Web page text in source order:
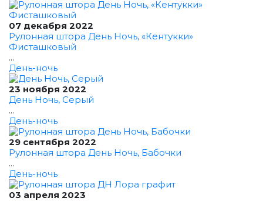
07 декабря 2022
Рулонная штора День Ночь, «Кентукки»
Фисташковый
...
День-ночь
23 ноября 2022
День Ночь, Серый
...
День-ночь
29 сентября 2022
Рулонная штора День Ночь, Бабочки
...
День-ночь
03 апреля 2023